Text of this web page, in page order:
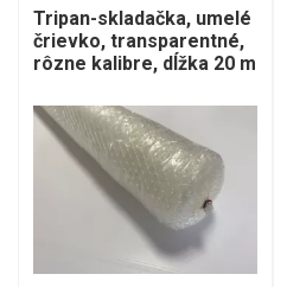
Tripan-skladačka, umelé
črievko, transparentné,
rôzne kalibre, dĺžka 20 m